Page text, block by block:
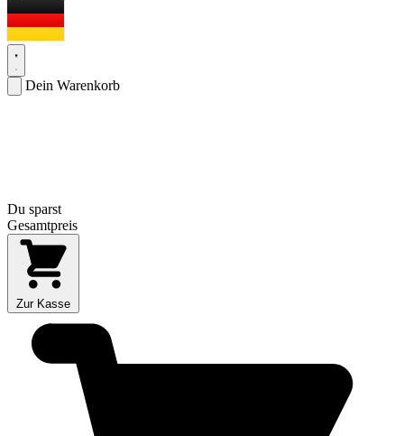
Dein Warenkorb
Du sparst
Gesamtpreis
Zur Kasse